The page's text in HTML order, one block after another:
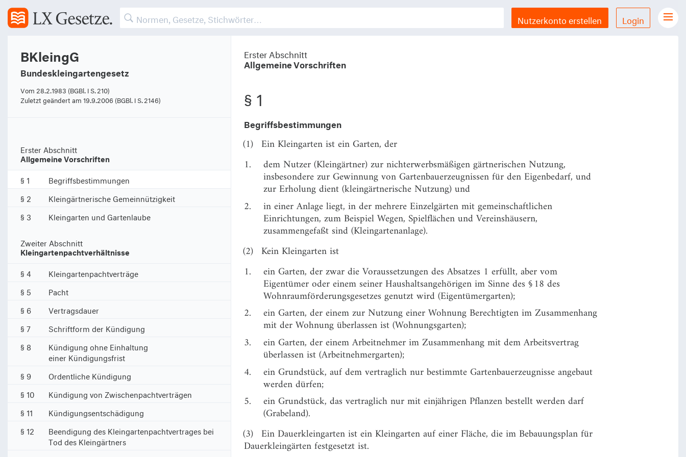
Nutzerkonto erstellen Login
Gesetze Übersicht
Allgemeine Geschäftsbedingungen
Impressum
BKleingG
Bundeskleingartengesetz
Vom 28.2.1983 (BGBl. I S. 210)
Zuletzt geändert am 19.9.2006 (BGBl. I S. 2146)
Erster Abschnitt
Allgemeine Vorschriften
§ 1
Begriffsbestimmungen
§ 2
Kleingärtnerische Gemeinnützigkeit
§ 3
Kleingarten und Gartenlaube
Zweiter Abschnitt
Kleingartenpachtverhältnisse
§ 4
Kleingartenpachtverträge
§ 5
Pacht
§ 6
Vertragsdauer
§ 7
Schriftform der Kündigung
§ 8
Kündigung ohne Einhaltung
einer Kündigungsfrist
§ 9
Ordentliche Kündigung
§ 10
Kündigung von Zwischenpachtverträgen
§ 11
Kündigungsentschädigung
§ 12
Beendigung des Kleingartenpachtvertrages bei
Tod des Kleingärtners
Erster Abschnitt
Allgemeine Vorschriften
§ 1
Begriffsbestimmungen
(1) Ein Kleingarten ist ein Garten, der
1.
dem Nutzer (Kleingärtner) zur nichterwerbsmäßigen gärtnerischen Nutzung,
insbesondere zur Gewinnung von Gartenbauerzeugnissen für den Eigenbedarf, und
zur Erholung dient (kleingärtnerische Nutzung) und
2.
in einer Anlage liegt, in der mehrere Einzelgärten mit gemeinschaftlichen
Einrichtungen, zum Beispiel Wegen, Spielflächen und Vereinshäusern,
zusammengefaßt sind (Kleingartenanlage).
(2) Kein Kleingarten ist
1.
ein Garten, der zwar die Voraussetzungen des Absatzes 1 erfüllt, aber vom
Eigentümer oder einem seiner Haushaltsangehörigen im Sinne des § 18 des
Wohnraumförderungsgesetzes genutzt wird (Eigentümergarten);
2.
ein Garten, der einem zur Nutzung einer Wohnung Berechtigten im Zusammenhang
mit der Wohnung überlassen ist (Wohnungsgarten);
3.
ein Garten, der einem Arbeitnehmer im Zusammenhang mit dem Arbeitsvertrag
überlassen ist (Arbeitnehmergarten);
4.
ein Grundstück, auf dem vertraglich nur bestimmte Gartenbauerzeugnisse angebaut
werden dürfen;
5.
ein Grundstück, das vertraglich nur mit einjährigen Pflanzen bestellt werden darf
(Grabeland).
(3) Ein Dauerkleingarten ist ein Kleingarten auf einer Fläche, die im Bebauungsplan für
Dauerkleingärten festgesetzt ist.